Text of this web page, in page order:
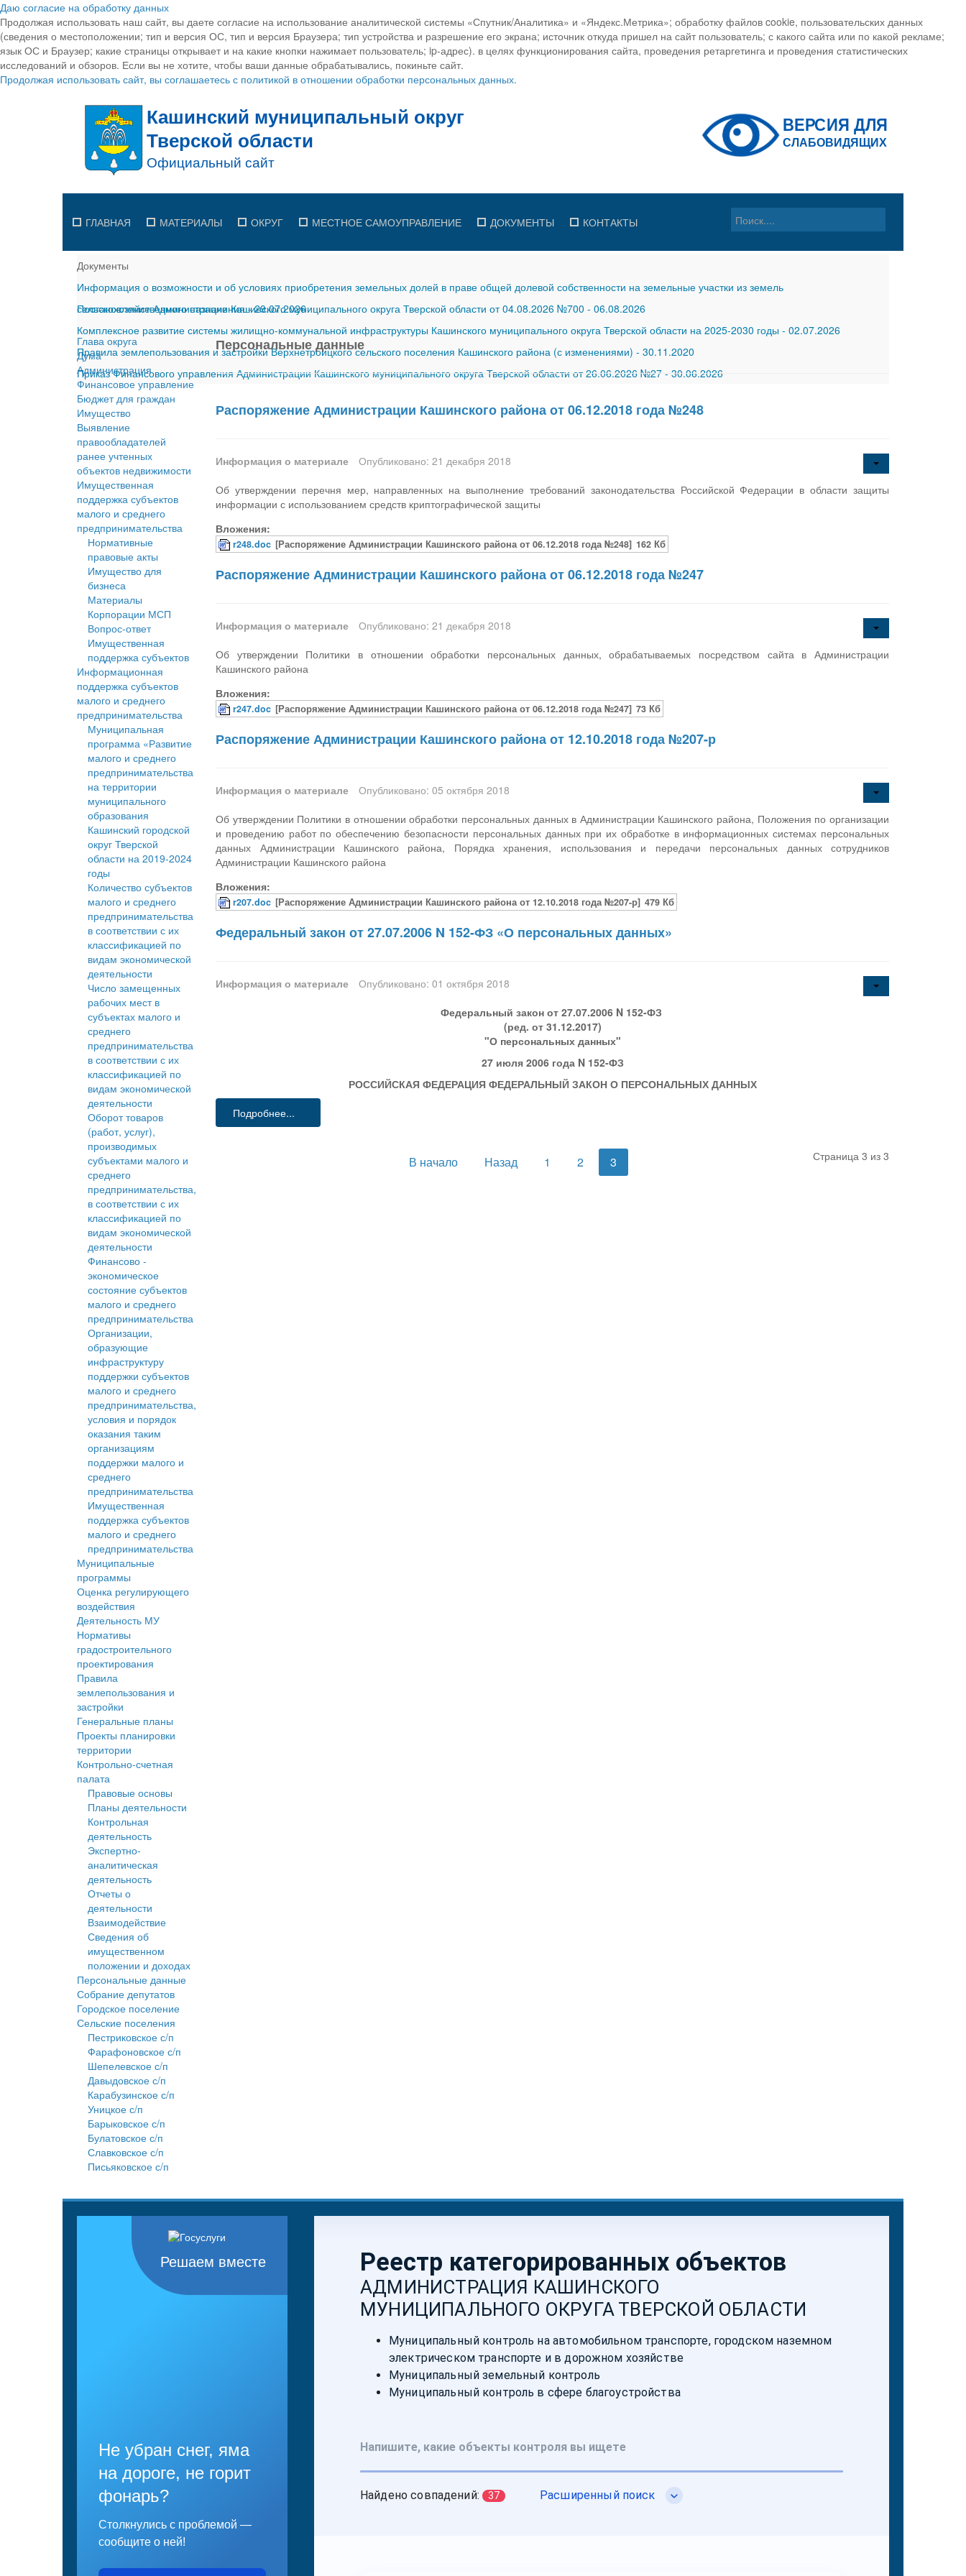
Даю согласие на обработку данных
Продолжая использовать наш сайт, вы даете согласие на использование аналитической системы «Спутник/Аналитика» и «Яндекс.Метрика»; обработку файлов cookie, пользовательских данных
(сведения о местоположении; тип и версия ОС, тип и версия Браузера; тип устройства и разрешение его экрана; источник откуда пришел на сайт пользователь; с какого сайта или по какой рекламе;
язык ОС и Браузер; какие страницы открывает и на какие кнопки нажимает пользователь; ip-адрес). в целях функционирования сайта, проведения ретаргетинга и проведения статистических
исследований и обзоров. Если вы не хотите, чтобы ваши данные обрабатывались, покиньте сайт.
Продолжая использовать сайт, вы соглашаетесь с политикой в отношении обработки персональных данных.
ГЛАВНАЯ МАТЕРИАЛЫ ОКРУГ МЕСТНОЕ САМОУПРАВЛЕНИЕ ДОКУМЕНТЫ КОНТАКТЫ
Документы
Информация о возможности и об условиях приобретения земельных долей в праве общей долевой собственности на земельные участки из земель
сельскохозяйственного назначения-29.07.2026
Постановление Администрации Кашинского муниципального округа Тверской области от 04.08.2026 №700 - 06.08.2026
Комплексное развитие системы жилищно-коммунальной инфраструктуры Кашинского муниципального округа Тверской области на 2025-2030 годы - 02.07.2026
Правила землепользования и застройки Верхнетроицкого сельского поселения Кашинского района (с изменениями) - 30.11.2020
Приказ Финансового управления Администрации Кашинского муниципального округа Тверской области от 26.06.2026 №27 - 30.06.2026
Глава округа
Дума
Администрация
Финансовое управление
Бюджет для граждан
Имущество
Выявление
правообладателей
ранее учтенных
объектов недвижимости
Имущественная
поддержка субъектов
малого и среднего
предпринимательства
Нормативные
правовые акты
Имущество для
бизнеса
Материалы
Корпорации МСП
Вопрос-ответ
Имущественная
поддержка субъектов
Информационная
поддержка субъектов
малого и среднего
предпринимательства
Муниципальная
программа «Развитие
малого и среднего
предпринимательства
на территории
муниципального
образования
Кашинский городской
округ Тверской
области на 2019-2024
годы
Количество субъектов
малого и среднего
предпринимательства
в соответствии с их
классификацией по
видам экономической
деятельности
Число замещенных
рабочих мест в
субъектах малого и
среднего
предпринимательства
в соответствии с их
классификацией по
видам экономической
деятельности
Оборот товаров
(работ, услуг),
производимых
субъектами малого и
среднего
предпринимательства,
в соответствии с их
классификацией по
видам экономической
деятельности
Финансово -
экономическое
состояние субъектов
малого и среднего
предпринимательства
Организации,
образующие
инфраструктуру
поддержки субъектов
малого и среднего
предпринимательства,
условия и порядок
оказания таким
организациям
поддержки малого и
среднего
предпринимательства
Имущественная
поддержка субъектов
малого и среднего
предпринимательства
Муниципальные
программы
Оценка регулирующего
воздействия
Деятельность МУ
Нормативы
градостроительного
проектирования
Правила
землепользования и
застройки
Генеральные планы
Проекты планировки
территории
Контрольно-счетная
палата
Правовые основы
Планы деятельности
Контрольная
деятельность
Экспертно-
аналитическая
деятельность
Отчеты о
деятельности
Взаимодействие
Сведения об
имущественном
положении и доходах
Персональные данные
Собрание депутатов
Городское поселение
Сельские поселения
Пестриковское с/п
Фарафоновское с/п
Шепелевское с/п
Давыдовское с/п
Карабузинское с/п
Уницкое с/п
Барыковское с/п
Булатовское с/п
Славковское с/п
Письяковское с/п
Персональные данные
Распоряжение Администрации Кашинского района от 06.12.2018 года №248
Информация о материале
Опубликовано: 21 декабря 2018
Об утверждении перечня мер, направленных на выполнение требований законодательства Российской Федерации в области защиты
информации с использованием средств криптографической защиты
Вложения:
r248.doc [Распоряжение Администрации Кашинского района от 06.12.2018 года №248] 162 Кб
Распоряжение Администрации Кашинского района от 06.12.2018 года №247
Информация о материале
Опубликовано: 21 декабря 2018
Об утверждении Политики в отношении обработки персональных данных, обрабатываемых посредством сайта в Администрации
Кашинского района
Вложения:
r247.doc [Распоряжение Администрации Кашинского района от 06.12.2018 года №247] 73 Кб
Распоряжение Администрации Кашинского района от 12.10.2018 года №207-р
Информация о материале
Опубликовано: 05 октября 2018
Об утверждении Политики в отношении обработки персональных данных в Администрации Кашинского района, Положения по организации
и проведению работ по обеспечению безопасности персональных данных при их обработке в информационных системах персональных
данных Администрации Кашинского района, Порядка хранения, использования и передачи персональных данных сотрудников
Администрации Кашинского района
Вложения:
r207.doc [Распоряжение Администрации Кашинского района от 12.10.2018 года №207-р] 479 Кб
Федеральный закон от 27.07.2006 N 152-ФЗ «О персональных данных»
Информация о материале
Опубликовано: 01 октября 2018
Федеральный закон от 27.07.2006 N 152-ФЗ
(ред. от 31.12.2017)
"О персональных данных"
27 июля 2006 года N 152-ФЗ
РОССИЙСКАЯ ФЕДЕРАЦИЯ ФЕДЕРАЛЬНЫЙ ЗАКОН О ПЕРСОНАЛЬНЫХ ДАННЫХ
Подробнее...
Страница 3 из 3
В начало Назад 1 2 3
Решаем вместе
Не убран снег, яма
на дороге, не горит
фонарь?
Столкнулись с проблемой —
сообщите о ней!